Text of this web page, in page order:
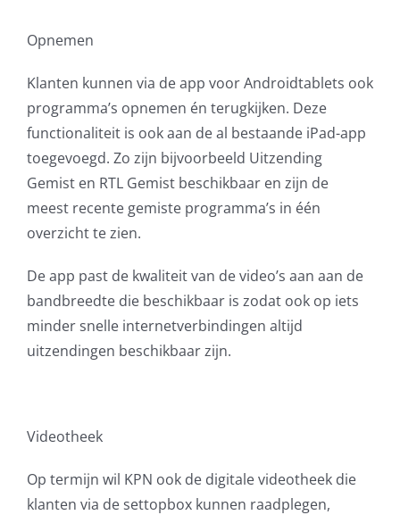
Opnemen
Klanten kunnen via de app voor Androidtablets ook
programma’s opnemen én terugkijken. Deze
functionaliteit is ook aan de al bestaande iPad-app
toegevoegd. Zo zijn bijvoorbeeld Uitzending
Gemist en RTL Gemist beschikbaar en zijn de
meest recente gemiste programma’s in één
overzicht te zien.
De app past de kwaliteit van de video’s aan aan de
bandbreedte die beschikbaar is zodat ook op iets
minder snelle internetverbindingen altijd
uitzendingen beschikbaar zijn.
Videotheek
Op termijn wil KPN ook de digitale videotheek die
klanten via de settopbox kunnen raadplegen,